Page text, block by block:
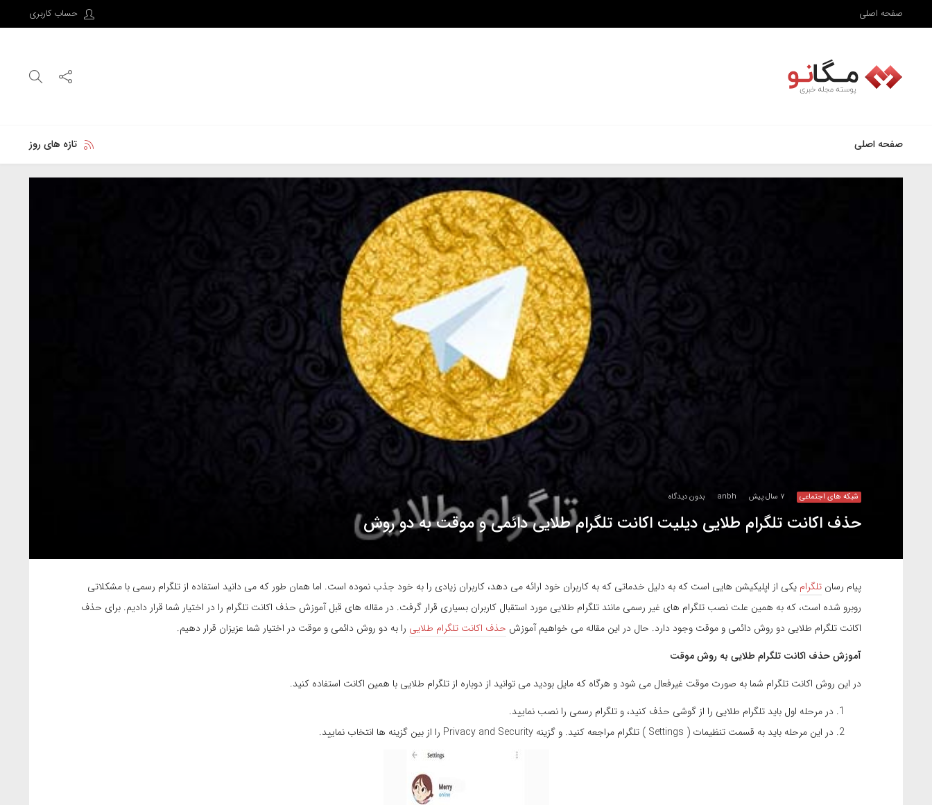
صفحه اصلی حساب کاربری
صفحه اصلی تازه های روز
شبکه های اجتماعی ۷ سال پیش anbh بدون دیدگاه
حذف اکانت تلگرام طلایی دیلیت اکانت تلگرام طلایی دائمی و موقت به دو روش
پیام رسان تلگرام یکی از اپلیکیشن هایی است که به دلیل خدماتی که به کاربران خود ارائه می دهد، کاربران زیادی را به خود جذب نموده است. اما همان طور که می دانید استفاده از تلگرام رسمی با مشکلاتی
روبرو شده است، که به همین علت نصب تلگرام های غیر رسمی مانند تلگرام طلایی مورد استقبال کاربران بسیاری قرار گرفت. در مقاله های قبل آموزش حذف اکانت تلگرام را در اختیار شما قرار دادیم. برای حذف
اکانت تلگرام طلایی دو روش دائمی و موقت وجود دارد. حال در این مقاله می خواهیم آموزش حذف اکانت تلگرام طلایی را به دو روش دائمی و موقت در اختیار شما عزیزان قرار دهیم.
آموزش حذف اکانت تلگرام طلایی به روش موقت
در این روش اکانت تلگرام شما به صورت موقت غیرفعال می شود و هرگاه که مایل بودید می توانید از دوباره از تلگرام طلایی با همین اکانت استفاده کنید.
در مرحله اول باید تلگرام طلایی را از گوشی حذف کنید، و تلگرام رسمی را نصب نمایید.
در این مرحله باید به قسمت تنظیمات ( Settings ) تلگرام مراجعه کنید. و گزینه Privacy and Security را از بین گزینه ها انتخاب نمایید.